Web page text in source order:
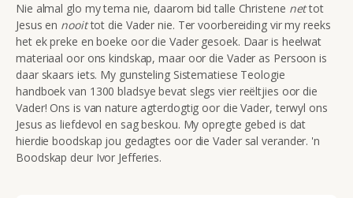
Nie almal glo my tema nie, daarom bid talle Christene nettot
Jesus en nooittot die Vader nie. Ter voorbereiding vir my reeks
het ek preke en boeke oor die Vader gesoek. Daar is heelwat
materiaal oor ons kindskap, maar oor die Vader as Persoon is
daar skaars iets. My gunsteling Sistematiese Teologie
handboek van 1300 bladsye bevat slegs vier reëltjies oor die
Vader! Ons is van nature agterdogtig oor die Vader, terwyl ons
Jesus as liefdevol en sag beskou. My opregte gebed is dat
hierdie boodskap jou gedagtes oor die Vader sal verander. 'n
Boodskap deur Ivor Jefferies.